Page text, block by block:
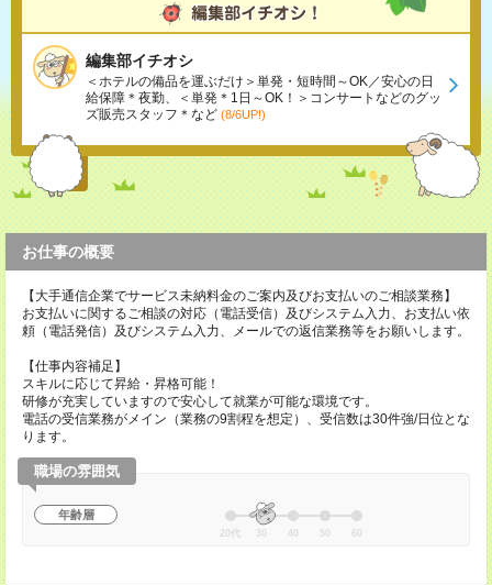
編集部イチオシ
＜ホテルの備品を運ぶだけ＞単発・短時間～OK／安心の日
給保障＊夜勤、＜単発＊1日～OK！＞コンサートなどのグッ
ズ販売スタッフ＊など (8/6UP!)
お仕事の概要
【大手通信企業でサービス未納料金のご案内及びお支払いのご相談業務】
お支払いに関するご相談の対応（電話受信）及びシステム入力、お支払い依
頼（電話発信）及びシステム入力、メールでの返信業務等をお願いします。
【仕事内容補足】
スキルに応じて昇給・昇格可能！
研修が充実していますので安心して就業が可能な環境です。
電話の受信業務がメイン（業務の9割程を想定）、受信数は30件強/日位とな
ります。
職場の雰囲気
年齢層
20代 30 40 50 60